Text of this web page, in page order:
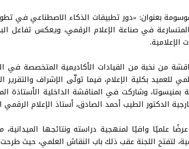
بعنوان: «دور تطبيقات الذكاء الاصطناعي في
في صناعة الإعلام الرقمي، ويعكس تفاعل
من نخبة من القيادات الأكاديمية المتخصصة في
للعميد بكلية الإعلام، فيما تولّى الإشراف
بمنيسوتا، وشاركت في المناقشة الداخلية الأستاذة
الدكتور الطيب أحمد الصادق، أستاذ الإعلام
علميًا وافيًا لمنهجية دراسته ونتائجها
لتفتح اللجنة عقب ذلك باب النقاش العلمي، حيث